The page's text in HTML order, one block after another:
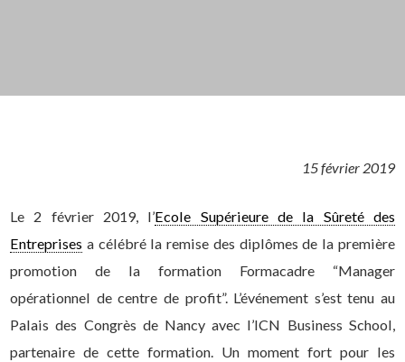
15 février 2019
Le 2 février 2019, l’Ecole Supérieure de la Sûreté des
Entreprises a célébré la remise des diplômes de la première
promotion de la formation Formacadre “Manager
opérationnel de centre de profit”. L’événement s’est tenu au
Palais des Congrès de Nancy avec l’ICN Business School,
partenaire de cette formation. Un moment fort pour les